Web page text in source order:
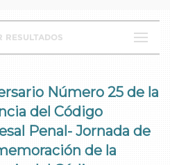
RESULTADOS
Número 25 de la
del Código
Penal- Jornada de
de la